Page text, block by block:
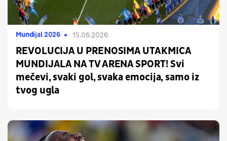
Mundijal 2026 15.06.2026
REVOLUCIJA U PRENOSIMA UTAKMICA
MUNDIJALA NA TV ARENA SPORT! Svi
mečevi, svaki gol, svaka emocija, samo iz
tvog ugla